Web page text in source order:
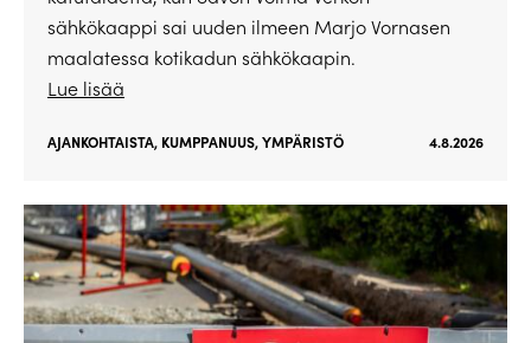
sähkökaappi sai uuden ilmeen Marjo Vornasen
maalatessa kotikadun sähkökaapin.
Lue lisää
AJANKOHTAISTA, KUMPPANUUS,YMPÄRISTÖ 4.8.2026